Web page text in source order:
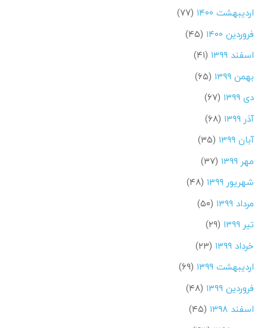
اردیبهشت ۱۴۰۰
(۷۷)
فروردین ۱۴۰۰
(۴۵)
اسفند ۱۳۹۹
(۴۱)
بهمن ۱۳۹۹
(۶۵)
دی ۱۳۹۹
(۶۷)
آذر ۱۳۹۹
(۶۸)
آبان ۱۳۹۹
(۳۵)
مهر ۱۳۹۹
(۳۷)
شهریور ۱۳۹۹
(۴۸)
مرداد ۱۳۹۹
(۵۰)
تیر ۱۳۹۹
(۲۹)
خرداد ۱۳۹۹
(۲۳)
اردیبهشت ۱۳۹۹
(۶۹)
فروردین ۱۳۹۹
(۴۸)
اسفند ۱۳۹۸
(۴۵)